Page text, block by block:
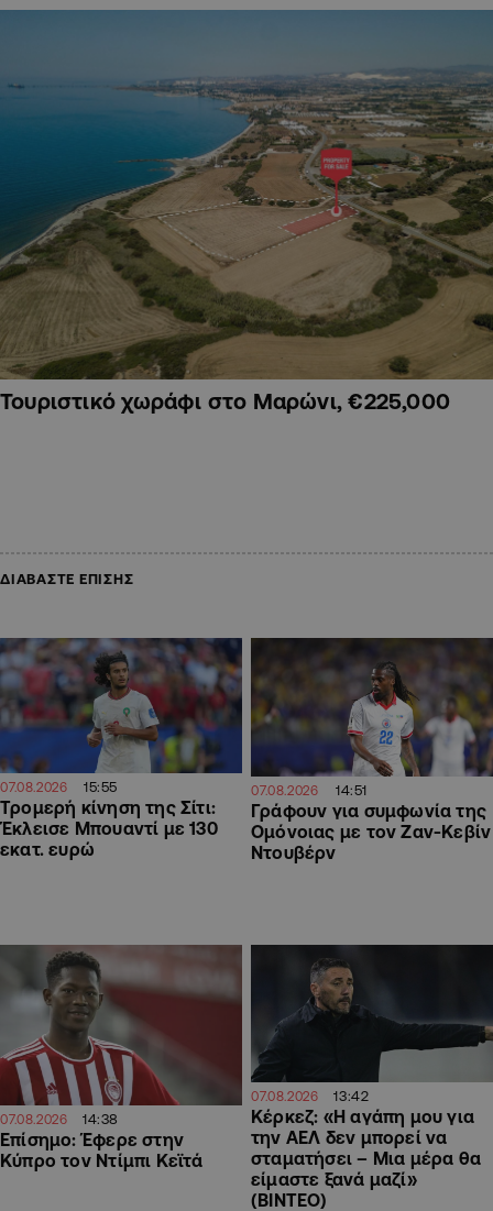
Τουριστικό χωράφι στο Μαρώνι, €225,000
ΔΙΑΒΑΣΤΕ ΕΠΙΣΗΣ
07.08.2026 15:55
Τρομερή κίνηση της Σίτι:
Έκλεισε Μπουαντί με 130
εκατ. ευρώ
07.08.2026 14:51
Γράφουν για συμφωνία της
Ομόνοιας με τον Ζαν-Κεβίν
Ντουβέρν
07.08.2026 14:38
Επίσημο: Έφερε στην
Κύπρο τον Ντίμπι Κεϊτά
07.08.2026 13:42
Κέρκεζ: «Η αγάπη μου για
την ΑΕΛ δεν μπορεί να
σταματήσει – Μια μέρα θα
είμαστε ξανά μαζί»
(ΒΙΝΤΕΟ)